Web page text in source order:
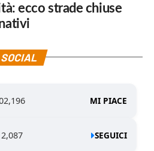
ecco strade chiuse
SOCIAL
MI PIACE
2,087 SEGUICI